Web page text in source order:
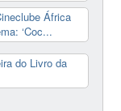
África
‘Coc...
do Livro da